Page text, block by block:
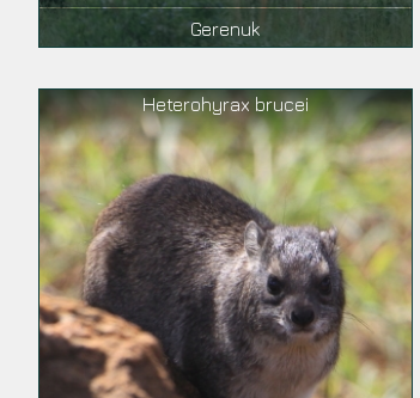
Gerenuk
Heterohyrax brucei